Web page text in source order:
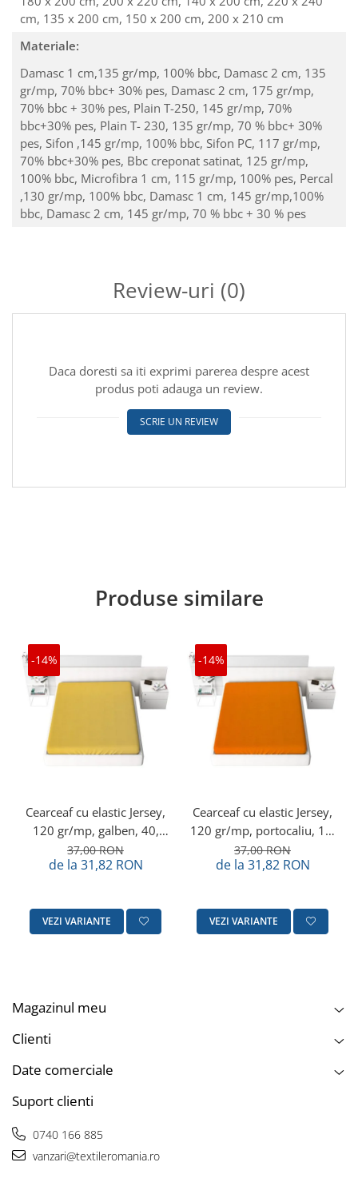
cm, 135 x 200 cm, 150 x 200 cm, 200 x 210 cm
Materiale:
Damasc 1 cm,135 gr/mp, 100% bbc, Damasc 2 cm, 135
gr/mp, 70% bbc+ 30% pes, Damasc 2 cm, 175 gr/mp,
70% bbc + 30% pes, Plain T-250, 145 gr/mp, 70%
bbc+30% pes, Plain T- 230, 135 gr/mp, 70 % bbc+ 30%
pes, Sifon ,145 gr/mp, 100% bbc, Sifon PC, 117 gr/mp,
70% bbc+30% pes, Bbc creponat satinat, 125 gr/mp,
100% bbc, Microfibra 1 cm, 115 gr/mp, 100% pes, Percal
,130 gr/mp, 100% bbc, Damasc 1 cm, 145 gr/mp,100%
bbc, Damasc 2 cm, 145 gr/mp, 70 % bbc + 30 % pes
Review-uri (0)
Daca doresti sa iti exprimi parerea despre acest
produs poti adauga un review.
SCRIE UN REVIEW
Produse similare
-14%
Cearceaf cu elastic Jersey,
120 gr/mp, galben, 40,
100% bumbac, Gecor
37,00 RON
de la 31,82 RON
VEZI VARIANTE
-14%
Cearceaf cu elastic Jersey,
120 gr/mp, portocaliu, 15,
100% bumbac, Gecor
37,00 RON
de la 31,82 RON
VEZI VARIANTE
Magazinul meu
Clienti
Date comerciale
Suport clienti
0740 166 885
vanzari@textileromania.ro